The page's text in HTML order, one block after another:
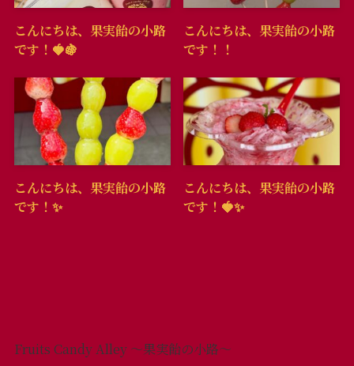
こんにちは、果実飴の小路
です！🍓🍇
こんにちは、果実飴の小路
です！！
こんにちは、果実飴の小路
です！✨
こんにちは、果実飴の小路
です！🍓✨
Fruits Candy Alley ～果実飴の小路～